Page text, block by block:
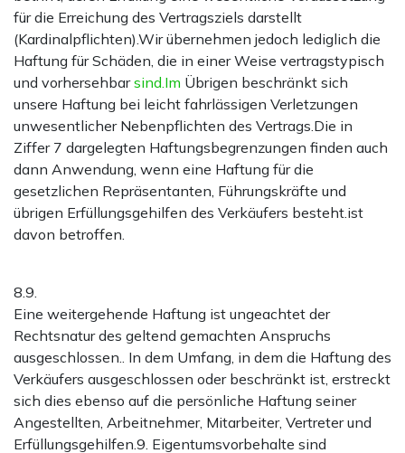
für die Erreichung des Vertragsziels darstellt
(Kardinalpflichten).Wir übernehmen jedoch lediglich die
Haftung für Schäden, die in einer Weise vertragstypisch
und vorhersehbarsind.Im Übrigen beschränkt sich
unsere Haftung bei leicht fahrlässigen Verletzungen
unwesentlicher Nebenpflichten des Vertrags.Die in
Ziffer 7 dargelegten Haftungsbegrenzungen finden auch
dann Anwendung, wenn eine Haftung für die
gesetzlichen Repräsentanten, Führungskräfte und
übrigen Erfüllungsgehilfen des Verkäufers besteht.ist
davon betroffen.
8.9.
Eine weitergehende Haftung ist ungeachtet der
Rechtsnatur des geltend gemachten Anspruchs
ausgeschlossen.. In dem Umfang, in dem die Haftung des
Verkäufers ausgeschlossen oder beschränkt ist, erstreckt
sich dies ebenso auf die persönliche Haftung seiner
Angestellten, Arbeitnehmer, Mitarbeiter, Vertreter und
Erfüllungsgehilfen.9. Eigentumsvorbehalte sind